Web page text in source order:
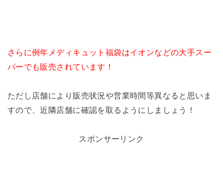
さらに例年メディキュット福袋はイオンなどの大手スー
パーでも販売されています！
ただし店舗により販売状況や営業時間等異なると思いま
すので、近隣店舗に確認を取るようにしましょう！
スポンサーリンク